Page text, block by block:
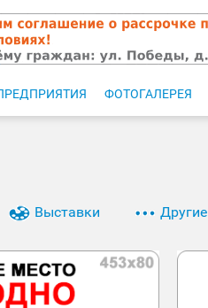
ФОТОГАЛЕРЕЯ
Выставки Другие